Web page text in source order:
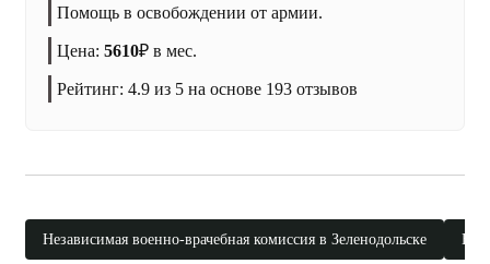
Помощь в освобождении от армии.
Цена: 5610₽ в мес.
Рейтинг: 4.9 из 5 на основе 193 отзывов
Независимая военно-врачебная комиссия в Зеленодольске